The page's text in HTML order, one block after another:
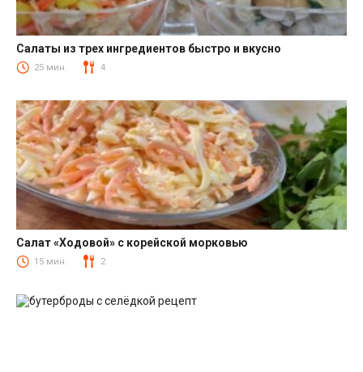
Салаты
Салаты из трех ингредиентов быстро и вкусно
25 мин. 4
Салаты с корейской морковкой
Салат «Ходовой» с корейской морковью
15 мин. 2